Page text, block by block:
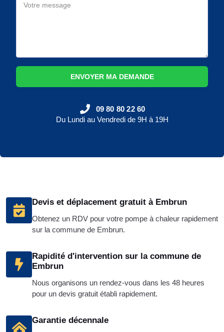
Devis et déplacement gratuit à Embrun
Obtenez un RDV pour votre pompe à chaleur rapidement
sur la commune de Embrun.
Rapidité d'intervention sur la commune de
Embrun
Nous organisons un rendez-vous dans les 48 heures
pour un devis gratuit établi rapidement.
Garantie décennale
ENVOYER MA DEMANDE
09 80 80 22 60
Du Lundi au Vendredi de 9H à 19H